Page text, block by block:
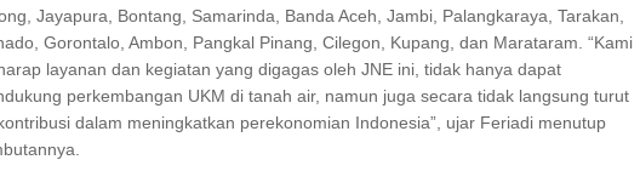
Jayapura, Bontang, Samarinda, Banda Aceh, Jambi, Palangkaraya, Tarakan,
Gorontalo, Ambon, Pangkal Pinang, Cilegon, Kupang, dan Marataram. “Kami
layanan dan kegiatan yang digagas oleh JNE ini, tidak hanya dapat
perkembangan UKM di tanah air, namun juga secara tidak langsung turut
dalam meningkatkan perekonomian Indonesia”, ujar Feriadi menutup